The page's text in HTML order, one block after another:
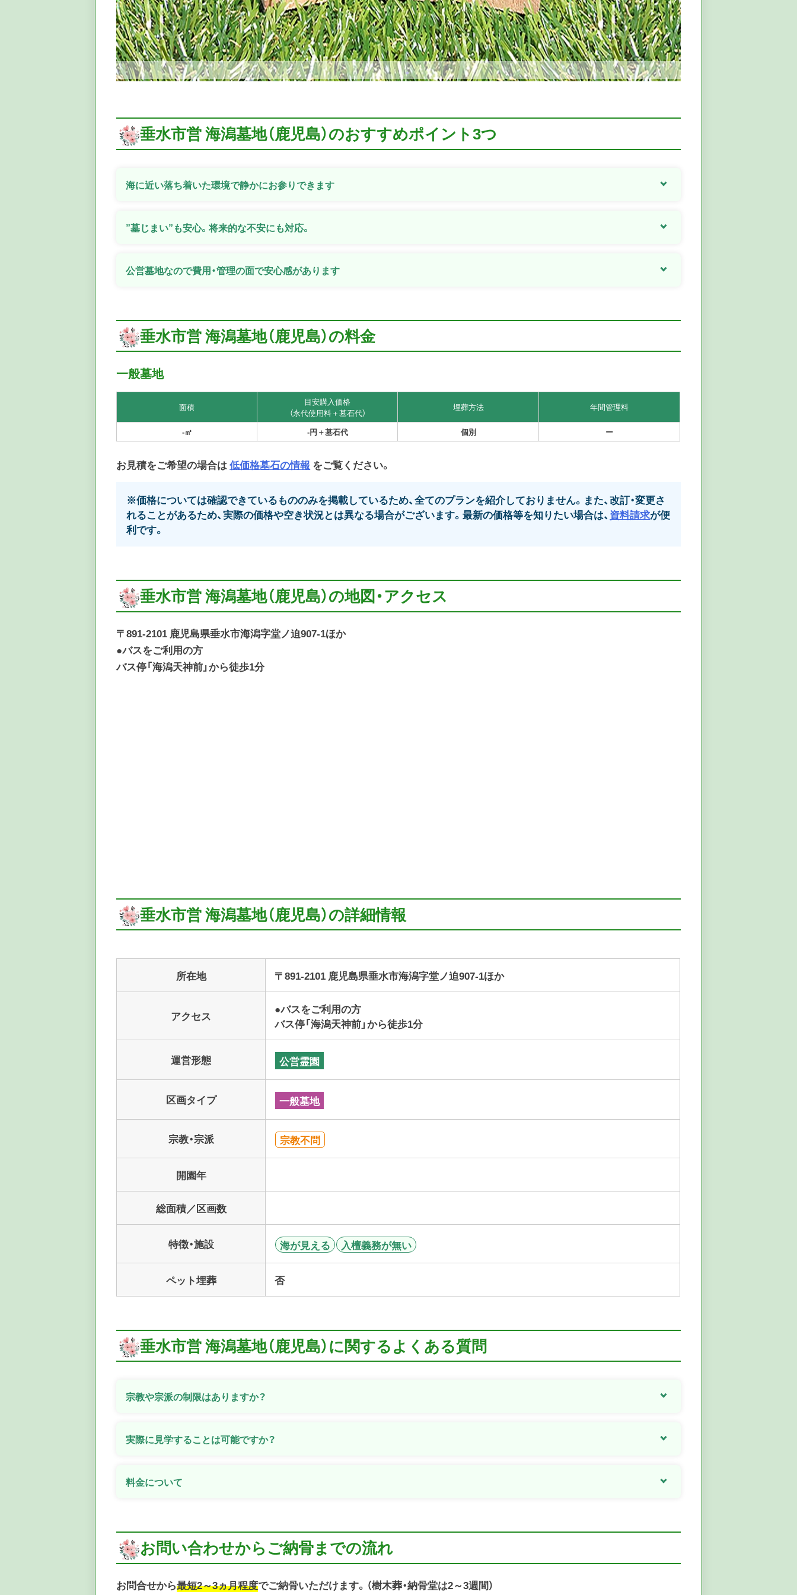
垂水市営 海潟墓地（鹿児島）のおすすめポイント3つ
海に近い落ち着いた環境で静かにお参りできます
”墓じまい”も安心。将来的な不安にも対応。
公営墓地なので費用・管理の面で安心感があります
垂水市営 海潟墓地（鹿児島）の料金
一般墓地
面積
目安購入価格
（永代使用料＋墓石代）
埋葬方法 年間管理料
-㎡ -円＋墓石代 個別 ー
お見積をご希望の場合は低価格墓石の情報 をご覧ください。
※価格については確認できているもののみを掲載しているため、全てのプランを紹介しておりません。また、改訂・変更さ
れることがあるため、実際の価格や空き状況とは異なる場合がございます。最新の価格等を知りたい場合は、 資料請求が便
利です。
垂水市営 海潟墓地（鹿児島）の地図・アクセス
〒891-2101 鹿児島県垂水市海潟字堂ノ迫907-1ほか
●バスをご利用の方
バス停「海潟天神前」から徒歩1分
垂水市営 海潟墓地（鹿児島）の詳細情報
所在地 〒891-2101 鹿児島県垂水市海潟字堂ノ迫907-1ほか
アクセス
●バスをご利用の方
バス停「海潟天神前」から徒歩1分
運営形態 公営霊園
区画タイプ 一般墓地
宗教・宗派 宗教不問
開園年
総面積／区画数
特徴・施設 海が見える 入檀義務が無い
ペット埋葬 否
垂水市営 海潟墓地（鹿児島）に関するよくある質問
宗教や宗派の制限はありますか？
実際に見学することは可能ですか？
料金について
お問い合わせからご納骨までの流れ
お問合せから最短2～3ヵ月程度でご納骨いただけます。（樹木葬・納骨堂は2～3週間）